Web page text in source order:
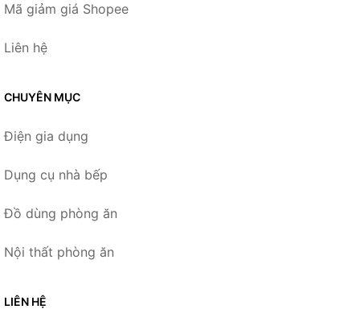
Mã giảm giá Shopee
Liên hệ
CHUYÊN MỤC
Điện gia dụng
Dụng cụ nhà bếp
Đồ dùng phòng ăn
Nội thất phòng ăn
LIÊN HỆ